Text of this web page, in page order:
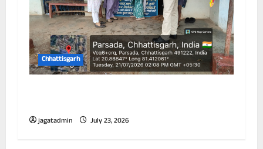
Chhattisgarh
jagatadmin July 23, 2026